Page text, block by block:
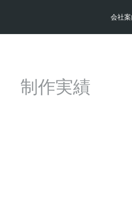
会社案
制作実績